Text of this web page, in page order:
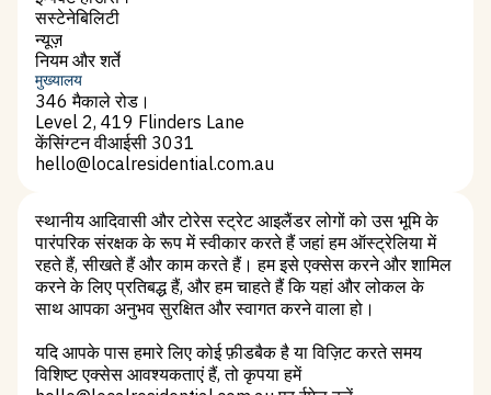
इम्पैक्ट हाउसिंग
सस्टेनेबिलिटी
सस्टेनेबिलिटी
न्यूज़
न्यूज़
नियम और शर्तें
नियम और शर्तें
मुख्यालय
346 मैकाले रोड।
Level 2, 419 Flinders Lane
केंसिंग्टन वीआईसी 3031
hello@localresidential.com.au
स्थानीय आदिवासी और टोरेस स्ट्रेट आइलैंडर लोगों को उस भूमि के
पारंपरिक संरक्षक के रूप में स्वीकार करते हैं जहां हम ऑस्ट्रेलिया में
रहते हैं, सीखते हैं और काम करते हैं। हम इसे एक्सेस करने और शामिल
करने के लिए प्रतिबद्ध हैं, और हम चाहते हैं कि यहां और लोकल के
साथ आपका अनुभव सुरक्षित और स्वागत करने वाला हो।
यदि आपके पास हमारे लिए कोई फ़ीडबैक है या विज़िट करते समय
विशिष्ट एक्सेस आवश्यकताएं हैं, तो कृपया हमें